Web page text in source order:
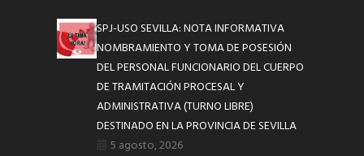
SPJ-USO SEVILLA: NOTA INFORMATIVA
NOMBRAMIENTO Y TOMA DE POSESIÓN
DEL PERSONAL FUNCIONARIO DEL CUERPO
DE TRAMITACIÓN PROCESAL Y
ADMINISTRATIVA (TURNO LIBRE)
DESTINADO EN LA PROVINCIA DE SEVILLA
5 agosto, 2026